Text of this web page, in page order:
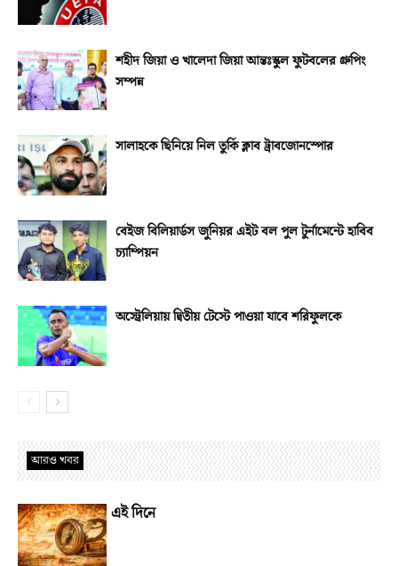
শহীদ জিয়া ও খালেদা জিয়া আন্তঃস্কুল ফুটবলের গ্রুপিং
সম্পন্ন
সালাহকে ছিনিয়ে নিল তুর্কি ক্লাব ট্রাবজোনস্পোর
বেইজ বিলিয়ার্ডস জুনিয়র এইট বল পুল টুর্নামেন্টে হাবিব
চ্যাম্পিয়ন
অস্ট্রেলিয়ায় দ্বিতীয় টেস্টে পাওয়া যাবে শরিফুলকে
আরও খবর
এই দিনে